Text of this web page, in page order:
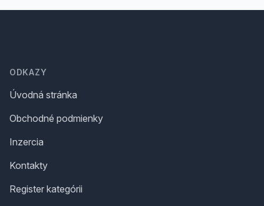
ODKAZY
Úvodná stránka
Obchodné podmienky
Inzercia
Kontakty
Register kategórii